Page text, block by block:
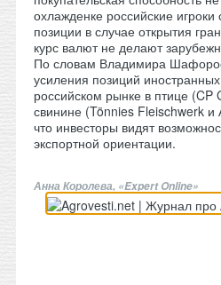
охлажденке российские
позиции в случае открытия
курс валют не делают
По словам Владимира
усиления позиций
российском рынке в птице (CP
свинине (Tönnies Fleischwerk
что инвесторы видят
экспортной ориентации.
Анна Королева, «Expert Online»